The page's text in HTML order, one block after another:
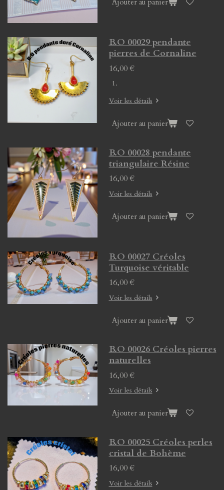
Ajouter au panier
B.O 00029 pendante
pierres de Cornaline
16,00 €
Voir les détails
Ajouter au panier
B.O 00028 pendante
triangulaire Résine
16,00 €
Voir les détails
Ajouter au panier
B.O 00027 Créoles
Turquoise véritable
16,00 €
Voir les détails
Ajouter au panier
B.O 00026 Créoles pierres
naturelles
16,00 €
Voir les détails
Ajouter au panier
B.O 00025 Créoles perles
cristal de Bohème
16,00 €
Voir les détails